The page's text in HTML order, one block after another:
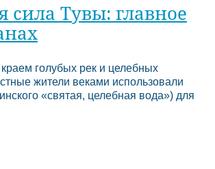
сила Тувы: главное
голубых рек и целебных
жители веками использовали
«святая, целебная вода») для